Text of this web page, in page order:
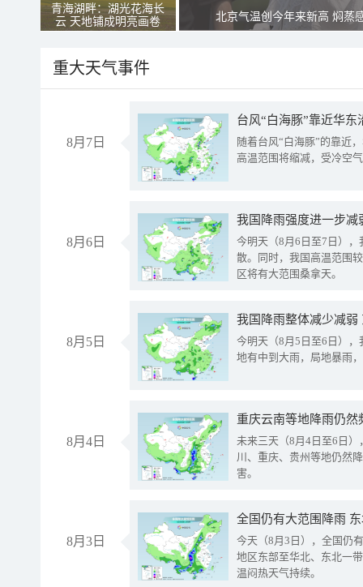
青海湖畔：湖光花海长
云 天地铺成明亮画卷
北京气温创今年来新高 焖蒸
重大天气事件
8月7日
台风“白海豚”靠近华
随着台风“白海豚”的靠近
高温范围将缩减，受冷空
8月6日
今明天（8月6日至7日）
散。同时，我国高温范围
区将有大范围桑拿天。
8月5日
我国降雨整体减少减弱
今明天（8月5日至6日）
地有中到大雨，局地暴雨
8月4日
重庆云南等地降雨仍然
未来三天（8月4日至6日
川、重庆、贵州等地仍然
害。
8月3日
全国仍有大范围降雨
今天（8月3日），全国仍
地区东部至华北、东北一
温闷热天气持续。